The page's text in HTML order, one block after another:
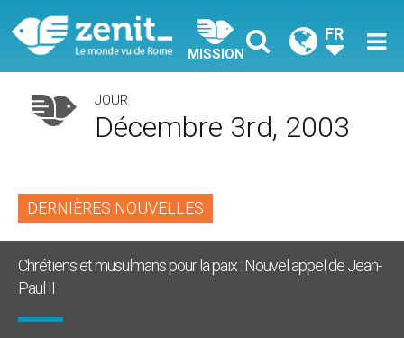
MISSION
FR
JOUR
Décembre 3rd, 2003
DERNIÈRES NOUVELLES
Chrétiens et musulmans pour la paix : Nouvel appel de Jean-
Paul II